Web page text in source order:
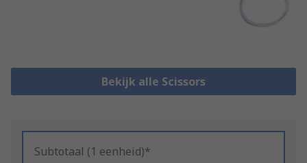
Bekijk alle Scissors
Subtotaal (1 eenheid)*